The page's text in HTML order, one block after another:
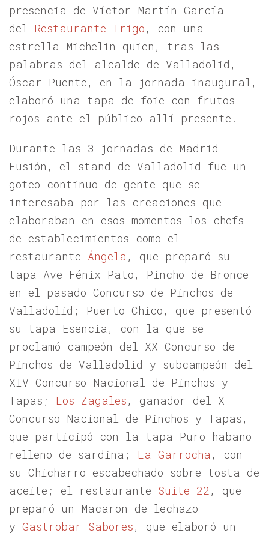
presencia de Víctor Martín García
del Restaurante Trigo , con una
estrella Michelin quien, tras las
palabras del alcalde de Valladolid,
Óscar Puente, en la jornada inaugural,
elaboró una tapa de foie con frutos
rojos ante el público allí presente.
Durante las 3 jornadas de Madrid
Fusión, el stand de Valladolid fue un
goteo continuo de gente que se
interesaba por las creaciones que
elaboraban en esos momentos los chefs
de establecimientos como el
restaurante Ángela , que preparó su
tapa Ave Fénix Pato, Pincho de Bronce
en el pasado Concurso de Pinchos de
Valladolid; Puerto Chico, que presentó
su tapa Esencia, con la que se
proclamó campeón del XX Concurso de
Pinchos de Valladolid y subcampeón del
XIV Concurso Nacional de Pinchos y
Tapas; Los Zagales , ganador del X
Concurso Nacional de Pinchos y Tapas,
que participó con la tapa Puro habano
relleno de sardina; La Garrocha , con
su Chicharro escabechado sobre tosta de
aceite; el restaurante Suite 22 , que
preparó un Macaron de lechazo
y Gastrobar Sabores , que elaboró un